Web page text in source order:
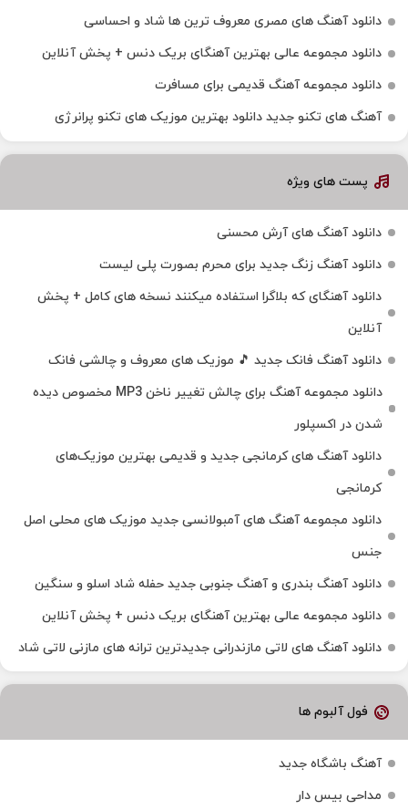
دانلود آهنگ های مصری معروف ترین ها شاد و احساسی
دانلود مجموعه عالی بهترین آهنگای بریک دنس + پخش آنلاین
دانلود مجموعه آهنگ قدیمی برای مسافرت
آهنگ های تکنو جدید دانلود بهترین موزیک های تکنو پرانرژی
پست های ویژه
دانلود آهنگ های آرش محسنی
دانلود آهنگ زنگ جدید برای محرم بصورت پلی لیست
دانلود آهنگای که بلاگرا استفاده میکنند نسخه های کامل + پخش
آنلاین
دانلود آهنگ فانک جدید 🎵 موزیک‌ های معروف و چالشی فانک
دانلود مجموعه آهنگ برای چالش تغییر ناخن MP3 مخصوص دیده
شدن در اکسپلور
دانلود آهنگ‌ های کرمانجی جدید و قدیمی بهترین موزیک‌های
کرمانجی
دانلود مجموعه آهنگ های آمبولانسی جدید موزیک های محلی اصل
جنس
دانلود آهنگ بندری و آهنگ جنوبی جدید حفله شاد اسلو و سنگین
دانلود مجموعه عالی بهترین آهنگای بریک دنس + پخش آنلاین
دانلود آهنگ‌ های لاتی مازندرانی جدیدترین ترانه های مازنی لاتی شاد
فول آلبوم ها
آهنگ باشگاه جدید
مداحی بیس دار